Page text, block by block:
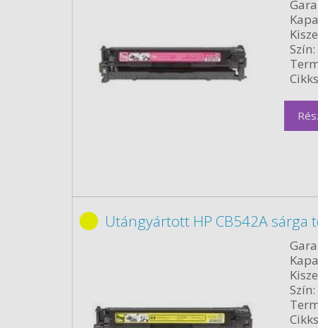
Szín:
Utángyártott HP CB542A sárga
Szín: